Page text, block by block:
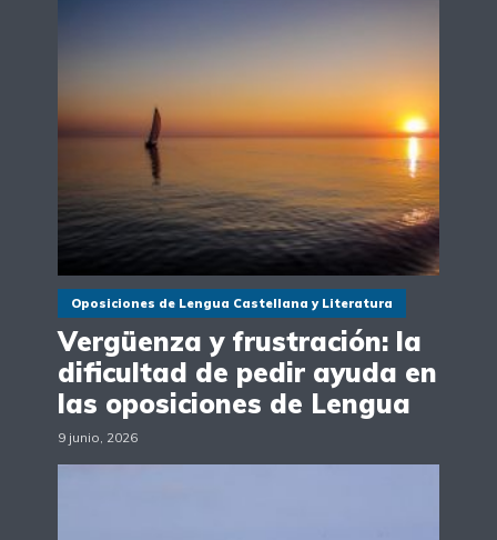
Oposiciones de Lengua Castellana y Literatura
Vergüenza y frustración: la
dificultad de pedir ayuda en
las oposiciones de Lengua
9 junio, 2026